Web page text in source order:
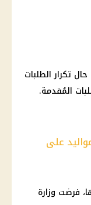
تكرار الطلبات
المُقدمة.
على
فرضت وزارة